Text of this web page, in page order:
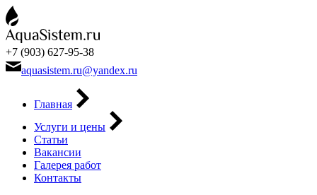
+7 (903) 627-95-38
aquasistem.ru@yandex.ru
Главная
Услуги и цены
Статьи
Вакансии
Галерея работ
Контакты